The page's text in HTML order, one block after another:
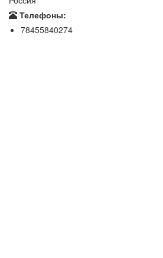
Телефоны:
78455840274